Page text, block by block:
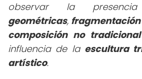
observar la
geométricas,
composición no tradicional
influencia de la escultura
artístico.